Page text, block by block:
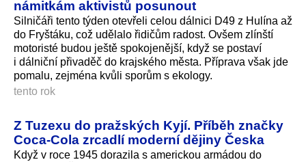
námitkám aktivistů posunout
Silničáři tento týden otevřeli celou dálnici D49 z Hulína až
do Fryštáku, což udělalo řidičům radost. Ovšem zlínští
motoristé budou ještě spokojenější, když se postaví
i dálniční přivaděč do krajského města. Příprava však jde
pomalu, zejména kvůli sporům s ekology.
tento rok
Z Tuzexu do pražských Kyjí. Příběh značky
Coca-Cola zrcadlí moderní dějiny Česka
Když v roce 1945 dorazila s americkou armádou do